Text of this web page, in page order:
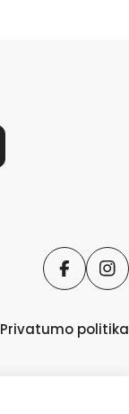
Privatumo politika